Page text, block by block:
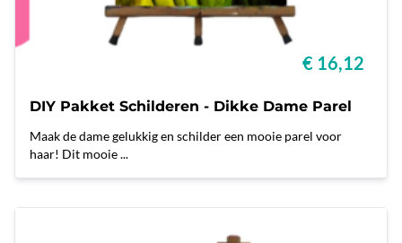
€ 16,12
DIY Pakket Schilderen - Dikke Dame Parel
Maak de dame gelukkig en schilder een mooie parel voor
haar! Dit mooie ...